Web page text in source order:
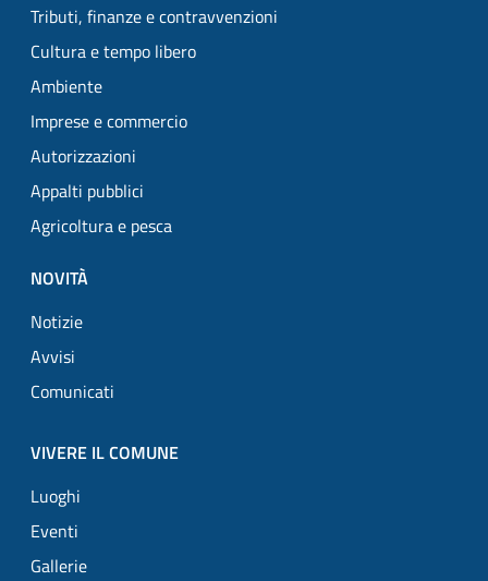
Tributi, finanze e contravvenzioni
Cultura e tempo libero
Ambiente
Imprese e commercio
Autorizzazioni
Appalti pubblici
Agricoltura e pesca
NOVITÀ
Notizie
Avvisi
Comunicati
VIVERE IL COMUNE
Luoghi
Eventi
Gallerie